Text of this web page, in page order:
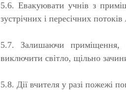
5.6. Евакуювати учнів з
зустрічних і пересічних
5.7. Залишаючи приміщення,
виключити світло, щільно
5.8. Дії вчителя у разі пожежі